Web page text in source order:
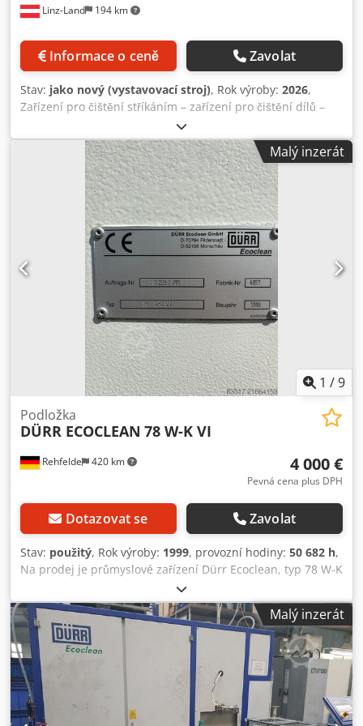
Linz-Land 194 km
Informace o ceně Zavolat
Stav: jako nový (vystavovací stroj), Rok výroby: 2026,
Zařízení pro čištění stříkáním – zařízení pro čištění dílů –
NOVÉ ZAŘÍZENÍ / pilotní zařízení Využitelné rozměry koše:
D x Š 1 100 x 1 100 mm Využitelná výška: 800 mm
Maximální hmotnost nákladu: 700 kg Objem nádrže: 320
litrů, tlak stříkání: 4,3 bar, možnost ohřevu až na 80 °C
Zařízení je kompletně vyrobeno z nerezové oceli 1.4301
(AISI 304) Zařízení zahrnuje i vozík pro nakládání, který je
umístěn před zařízením Zahrnuté speciální vybavení: -
odsávání par s možností zpětného vedení kondenzátu -
automatické doplňování vody a kontrola hladiny - filtrační
jednotka (hrubý filtr) v zpětném vedení - příprava pro
dodatečnou montáž odlučovače oleje - týdenní časový
spínač Dcjdsc Udkbopfx Ah Nsk - elektrická stříkací trubice
pro optimalizované čištění malých dílů - revizní poklop v
oblasti nádrže - řídicí systém Siemens Logo s barevným
dotykovým panelem, výrobce Weintek (4,3") Na přání lze
provést uvedení do provozu kvalifikovaným odborným
personálem za příplatek.
Malý inzerát
1 /9
Rehfelde 420 km
Podložka
DÜRR ECOCLEAN 78 W-K VI
4 000 €
Pevná cena plus DPH
Dotazovat se Zavolat
Stav: použitý, Rok výroby: 1999, provozní hodiny: 50 682 h,
Na prodej je průmyslové zařízení Dürr Ecoclean, typ 78 W-K
VI, rok výroby 1999. Stroj pochází od renomovaného
výrobce Dürr Ecoclean GmbH a je ideální pro průmyslové
použití. Zařízení je v robustním, kompaktním provedení a
nabízí přehlednou obslužnou stranu s integrovaným
ovládacím panelem, havarijním vypínačem i hlavním
vypínačem. Přístupy pro údržbu a servis jsou přítomny a na
fotografiích dobře patrné. I pohledy do vnitřku stroje
dokumentují kvalitní technické řešení se snadným
přístupem k zásadním komponentům pro údržbu a servis.
Malý inzerát